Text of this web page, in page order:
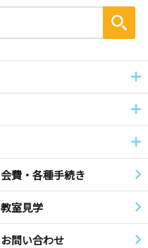
会費・各種手続き
教室見学
お問い合わせ